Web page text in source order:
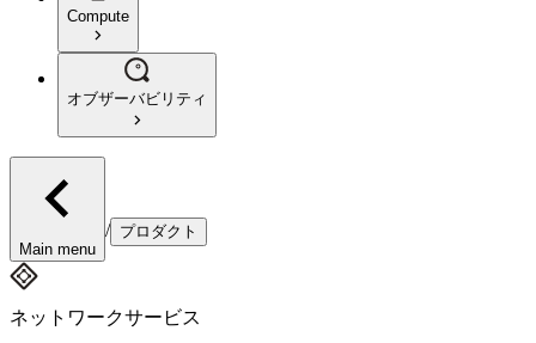
Compute
オブザーバビリティ
Main menu
/ プロダクト
ネットワークサービス